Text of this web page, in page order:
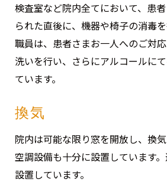
検査室など院内全てにおいて、患
られた直後に、機器や椅子の消毒を
職員は、患者さまお一人へのご対
洗いを行い、さらにアルコールに
ています。
換気
院内は可能な限り窓を開放し、換気
空調設備も十分に設置しています
設置しています。